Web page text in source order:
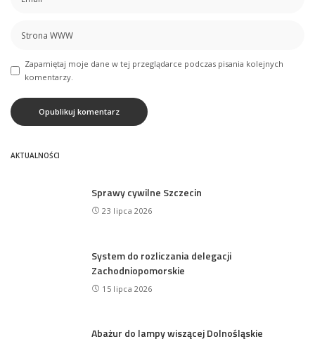
Zapamiętaj moje dane w tej przeglądarce podczas pisania kolejnych
komentarzy.
AKTUALNOŚCI
Sprawy cywilne Szczecin
23 lipca 2026
System do rozliczania delegacji
Zachodniopomorskie
15 lipca 2026
Abażur do lampy wiszącej Dolnośląskie